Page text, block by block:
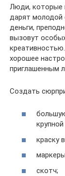
Люди, которые
дарят молодой
деньги,
вызовут
хорошее
приглашенным
Создать
краску
скотч;